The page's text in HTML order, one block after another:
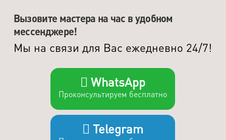
Вызовите мастера на час в удобном
мессенджере!
Мы на связи для Вас ежедневно 24/7!
WhatsApp
Проконсультируем бесплатно
Telegram